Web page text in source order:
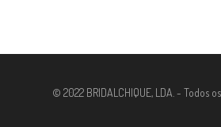
© 2022 BRIDALCHIQUE, LDA. - Todos